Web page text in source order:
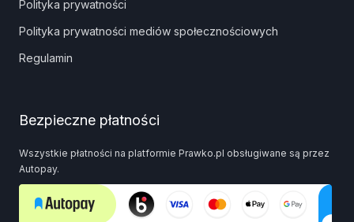
Polityka prywatności
Polityka prywatności mediów społecznościowych
Regulamin
Bezpieczne płatności
Wszystkie płatności na platformie Prawko.pl obsługiwane są przez
Autopay.